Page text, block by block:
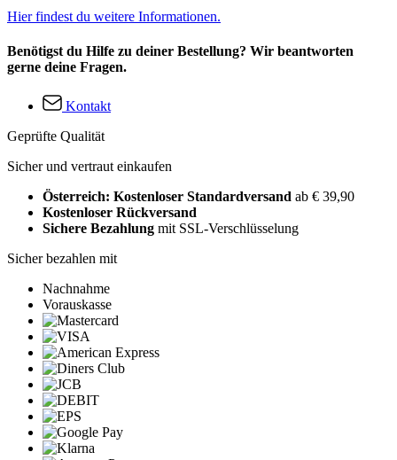
Hier findest du weitere Informationen.
Benötigst du Hilfe zu deiner Bestellung? Wir beantworten
gerne deine Fragen.
Kontakt
Geprüfte Qualität
Sicher und vertraut einkaufen
Österreich: Kostenloser Standardversand ab € 39,90
Kostenloser Rückversand
Sichere Bezahlung mit SSL-Verschlüsselung
Sicher bezahlen mit
Nachnahme
Vorauskasse